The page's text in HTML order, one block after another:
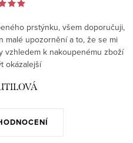
prstýnku, všem doporučuji,
malé upozornění a to, že se mi
vzhledem k nakoupenému zboží
okázalejší